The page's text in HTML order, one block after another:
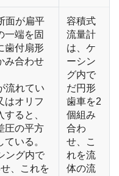
面が扁平
一端を固
歯付扇形
み合わせ
流れてい
はオリフ
ると、
圧の平方
いる。
ング内で
、これを
容積式
流量計
は、ケ
ーシン
グ内で
だ円形
歯車を2
個組み
合わ
せ、こ
れを流
体の流